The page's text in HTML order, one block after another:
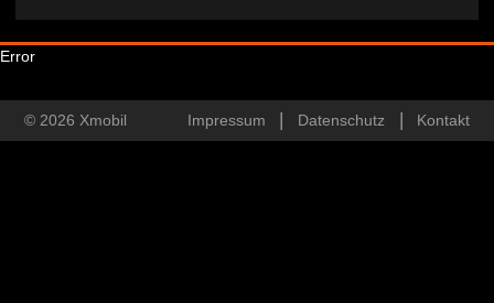
Error
© 2026 Xmobil Impressum Datenschutz Kontakt